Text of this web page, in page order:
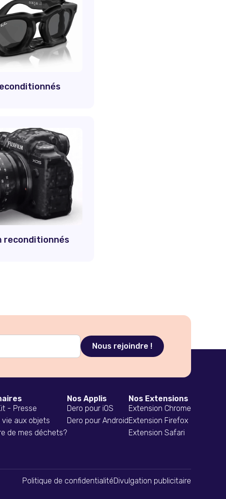
reconditionnés
- Presse
vie aux objets
de mes déchets?
Nos Applis
Dero pour iOS
Dero pour Android
Nos Extensions
Extension Chrome
Extension Firefox
Extension Safari
Politique de confidentialitéDivulgation publicitaire